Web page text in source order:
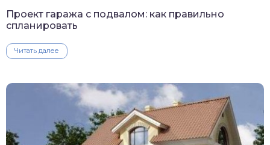
Проект гаража с подвалом: как правильно
спланировать
Читать далее